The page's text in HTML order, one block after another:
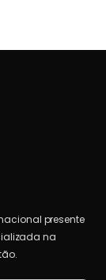
presente
na